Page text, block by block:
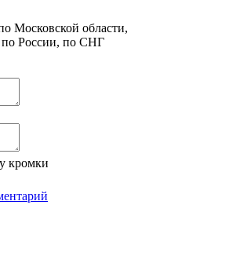
Московской области,
России, по СНГ
кромки